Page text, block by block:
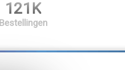
121K
Bestellingen